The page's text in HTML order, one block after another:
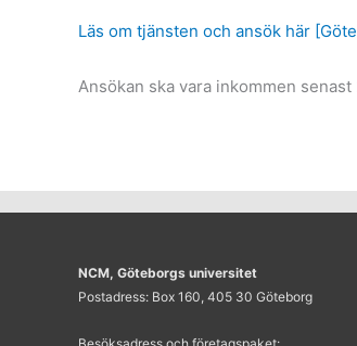
Läs om tjänsten och ansök här
Ansökan ska vara inkommen
NCM, Göteborgs universitet
Postadress: Box 160, 405 30 Göteborg
Besöksadress och företagspaket: